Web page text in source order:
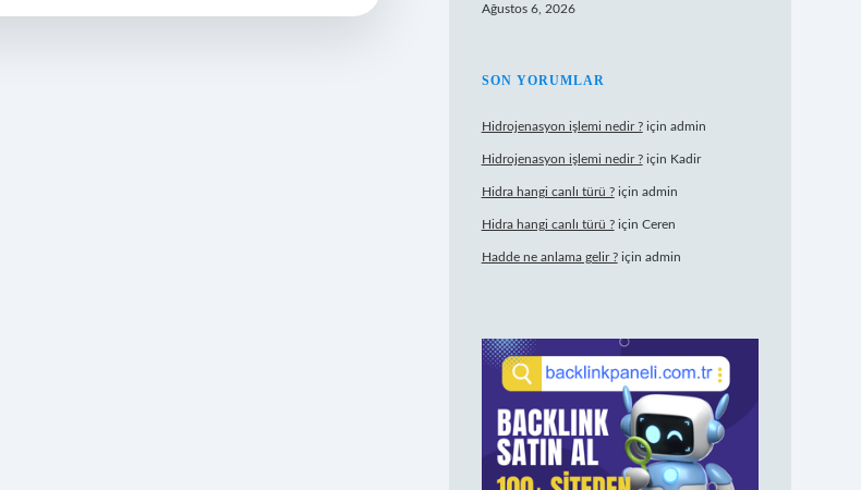
Ağustos 6, 2026
SON YORUMLAR
Hidrojenasyon işlemi nedir ?için admin
Hidrojenasyon işlemi nedir ?için Kadir
Hidra hangi canlı türü ?için admin
Hidra hangi canlı türü ?için Ceren
Hadde ne anlama gelir ?için admin